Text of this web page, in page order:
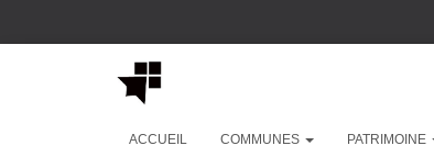
ACCUEIL COMMUNES PATRIMOINE